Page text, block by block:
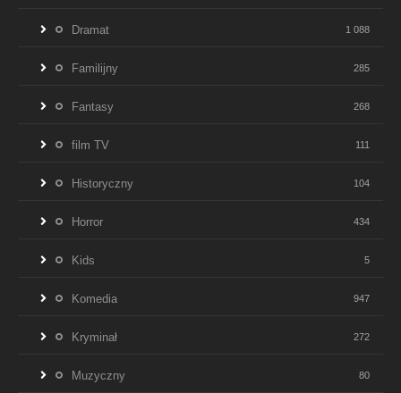
Dramat 1 088
Familijny 285
Fantasy 268
film TV 111
Historyczny 104
Horror 434
Kids 5
Komedia 947
Kryminał 272
Muzyczny 80